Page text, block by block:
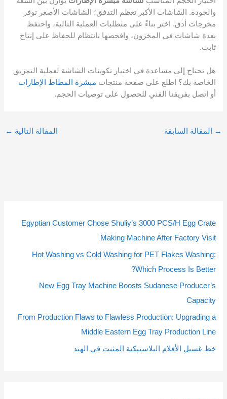
Egyptian Customer Chose Shuliy’s 3000 PCS/H Egg Crate
Making Machine After Factory Visit
Hot Washing vs Cold Washing for PET Flakes Washing:
Which Process Is Better?
New Egg Tray Machine Boosts Sudanese Producer’s
Capacity
From Production Flaws to Flawless Production: Upgrading a
Middle Eastern Egg Tray Production Line
خط غسيل الأفلام البلاستيكية المثبت في الهند
م
ن
ت
ج
م
ن
ت
ج
ا
0
م
ن
ت
م
ن
ت
ج
ا
ت
4
م
ن
م
ن
ت
ج
ا
3
م
ن
م
ن
ت
ج
م
ن
ت
ج
ا
م
ن
ت
ج
م
ن
ت
ج
ا
0
م
ن
ت
م
ن
ت
ج
ا
ت
4
م
ن
م
ن
ت
ج
ا
3
م
ن
م
ن
ت
ج
م
ن
ت
ج
ا
والجودة. الشاشات الأكبر تعظم التدفق؛ الشاشات الأصغر توفر
مخرجات أدق. اختر بناءً على متطلبات العملية التالية، واحتفظ
بعدة شاشات في المخزون، وافحصها بانتظام للحفاظ على إنتاج
ثابت.
هل تحتاج إلى مساعدة في اختيار تكوينات الشاشة لعملية التمزيق
الخاصة بك؟ اطلع على صفحة منتجات مبشرة المطاط الإطارات
أو اتصل بفريقنا الفني للحصول على توصيات الحجم.
→ المقالة السابقة المقالة التالية ←